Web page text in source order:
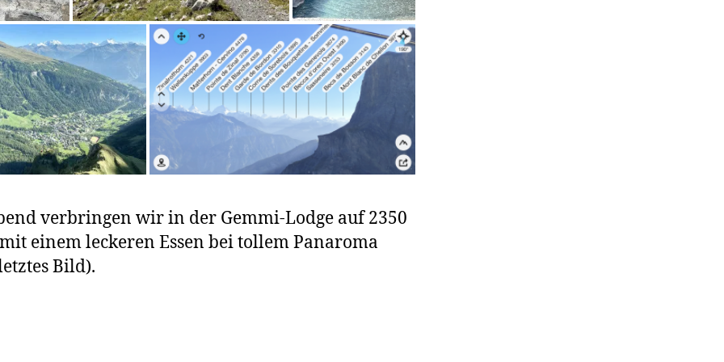
verbringen wir in der Gemmi-Lodge auf 2350
einem leckeren Essen bei tollem Panaroma
Bild).